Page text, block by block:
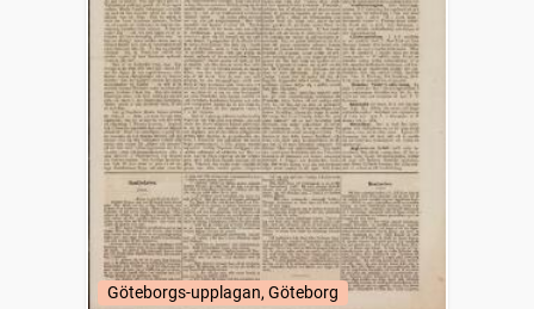
Göteborgs-upplagan, Göteborg